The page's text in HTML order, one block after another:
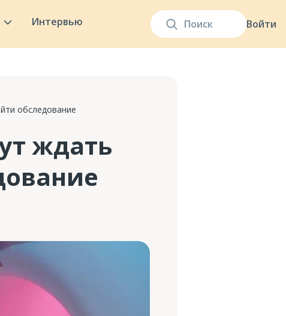
Войти
Интервью
обследование
ждать